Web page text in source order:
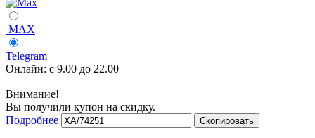
MAX
Telegram
Онлайн: с 9.00 до 22.00
Внимание!
Вы получили купон на скидку.
Подробнее
Скопировать